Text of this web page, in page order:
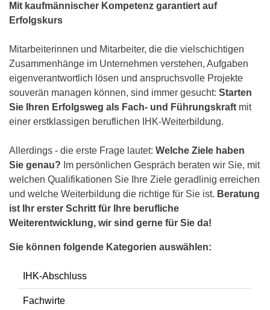
Mit kaufmännischer Kompetenz garantiert auf
Erfolgskurs
Mitarbeiterinnen und Mitarbeiter, die die vielschichtigen
Zusammenhänge im Unternehmen verstehen, Aufgaben
eigenverantwortlich lösen und anspruchsvolle Projekte
souverän managen können, sind immer gesucht: Starten
Sie Ihren Erfolgsweg als Fach- und Führungskraft mit
einer erstklassigen beruflichen IHK-Weiterbildung.
Allerdings - die erste Frage lautet: Welche Ziele haben
Sie genau? Im persönlichen Gespräch beraten wir Sie, mit
welchen Qualifikationen Sie Ihre Ziele geradlinig erreichen
und welche Weiterbildung die richtige für Sie ist. Beratung
ist Ihr erster Schritt für Ihre berufliche
Weiterentwicklung, wir sind gerne für Sie da!
Sie können folgende Kategorien auswählen:
IHK-Abschluss
Fachwirte